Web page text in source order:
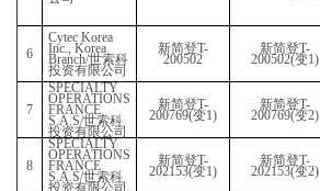
序
号 申请单位
变更前
SPECIALTY
OPERATIONS
FRANCE
S.A.S/世索科
投资有限公司
新简登T-
130110(变2)